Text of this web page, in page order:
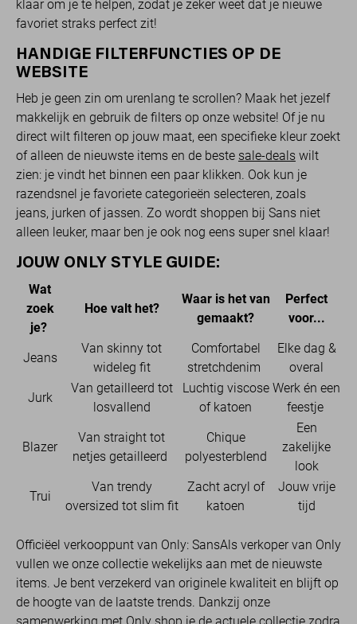
klaar om je te helpen, zodat je zeker weet dat je nieuwe
favoriet straks perfect zit!
HANDIGE FILTERFUNCTIES OP DE
WEBSITE
Heb je geen zin om urenlang te scrollen? Maak het jezelf
makkelijk en gebruik de filters op onze website! Of je nu
direct wilt filteren op jouw maat, een specifieke kleur zoekt
of alleen de nieuwste items en de beste sale-deals wilt
zien: je vindt het binnen een paar klikken. Ook kun je
razendsnel je favoriete categorieën selecteren, zoals
jeans, jurken of jassen. Zo wordt shoppen bij Sans niet
alleen leuker, maar ben je ook nog eens super snel klaar!
JOUW ONLY STYLE GUIDE:
Wat
zoek
je?
Hoe valt het?
Waar is het van
gemaakt?
Perfect
voor...
Jeans
Van skinny tot
wideleg fit
Comfortabel
stretchdenim
Elke dag &
overal
Jurk
Van getailleerd tot
losvallend
Luchtig viscose
of katoen
Werk én een
feestje
Blazer
Van straight tot
netjes getailleerd
Chique
polyesterblend
Een
zakelijke
look
Trui
Van trendy
oversized tot slim fit
Zacht acryl of
katoen
Jouw vrije
tijd
Officiëel verkooppunt van Only: SansAls verkoper van Only
vullen we onze collectie wekelijks aan met de nieuwste
items. Je bent verzekerd van originele kwaliteit en blijft op
de hoogte van de laatste trends. Dankzij onze